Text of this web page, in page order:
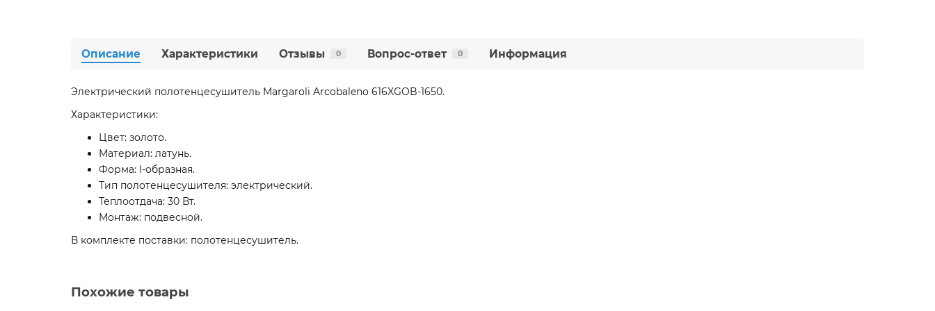
Описание Характеристики Отзывы 0 Вопрос-ответ 0 Информация
Электрический полотенцесушитель Margaroli Arcobaleno 616XGOB-1650.
Характеристики:
Цвет: золото.
Материал: латунь.
Форма: I-образная.
Тип полотенцесушителя: электрический.
Теплоотдача: 30 Вт.
Монтаж: подвесной.
В комплекте поставки: полотенцесушитель.
Похожие товары